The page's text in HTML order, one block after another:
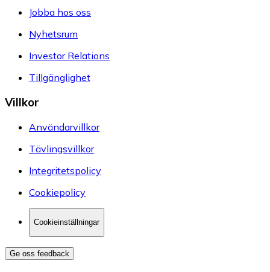
Jobba hos oss
Nyhetsrum
Investor Relations
Tillgänglighet
Villkor
Användarvillkor
Tävlingsvillkor
Integritetspolicy
Cookiepolicy
Cookieinställningar
Ge oss feedback